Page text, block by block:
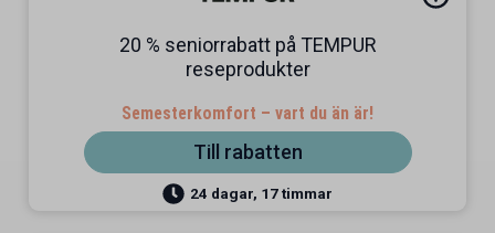
20 % seniorrabatt på TEMPUR
reseprodukter
Semesterkomfort – vart du än är!
Till rabatten
24 dagar, 17 timmar